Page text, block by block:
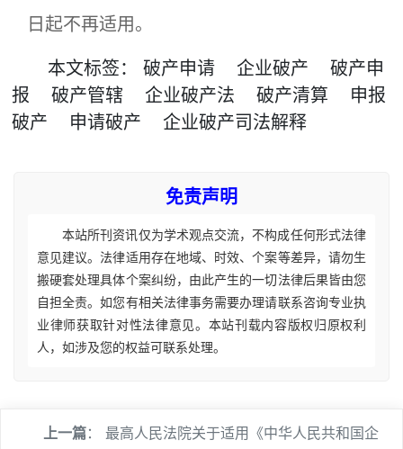
日起不再适用。
本文标签： 破产申请 企业破产
破产申
报
破产管辖 企业破产法 破产清算
申报
破产
申请破产 企业破产司法解释
免责声明
本站所刊资讯仅为学术观点交流，不构成任何形式法律
意见建议。法律适用存在地域、时效、个案等差异，请勿生
搬硬套处理具体个案纠纷，由此产生的一切法律后果皆由您
自担全责。如您有相关法律事务需要办理请联系咨询专业执
业律师获取针对性法律意见。本站刊载内容版权归原权利
人，如涉及您的权益可联系处理。
上一篇： 最高人民法院关于适用《中华人民共和国企